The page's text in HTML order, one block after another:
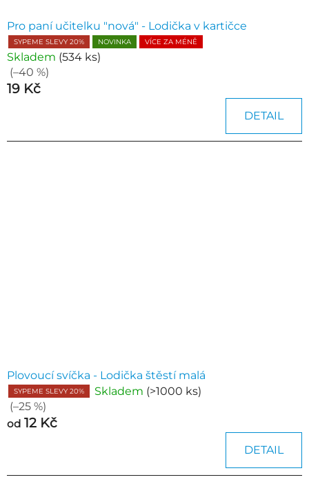
Pro paní učitelku "nová" - Lodička v kartičce
SYPEME SLEVY 20% NOVINKA VÍCE ZA MÉNĚ
Skladem (534 ks)
(–40 %)
19 Kč
DETAIL
Plovoucí svíčka - Lodička štěstí malá
SYPEME SLEVY 20% Skladem (>1000 ks)
(–25 %)
od 12 Kč
DETAIL